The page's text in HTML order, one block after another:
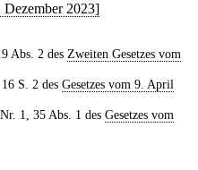
2023]
Abs. 2 des Zweiten Gesetzes vom
S. 2 des Gesetzes vom 9. April
1, 35 Abs. 1 des Gesetzes vom